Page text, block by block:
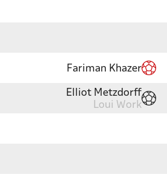
Fariman Khazer
Elliot Metzdorff
Loui Work